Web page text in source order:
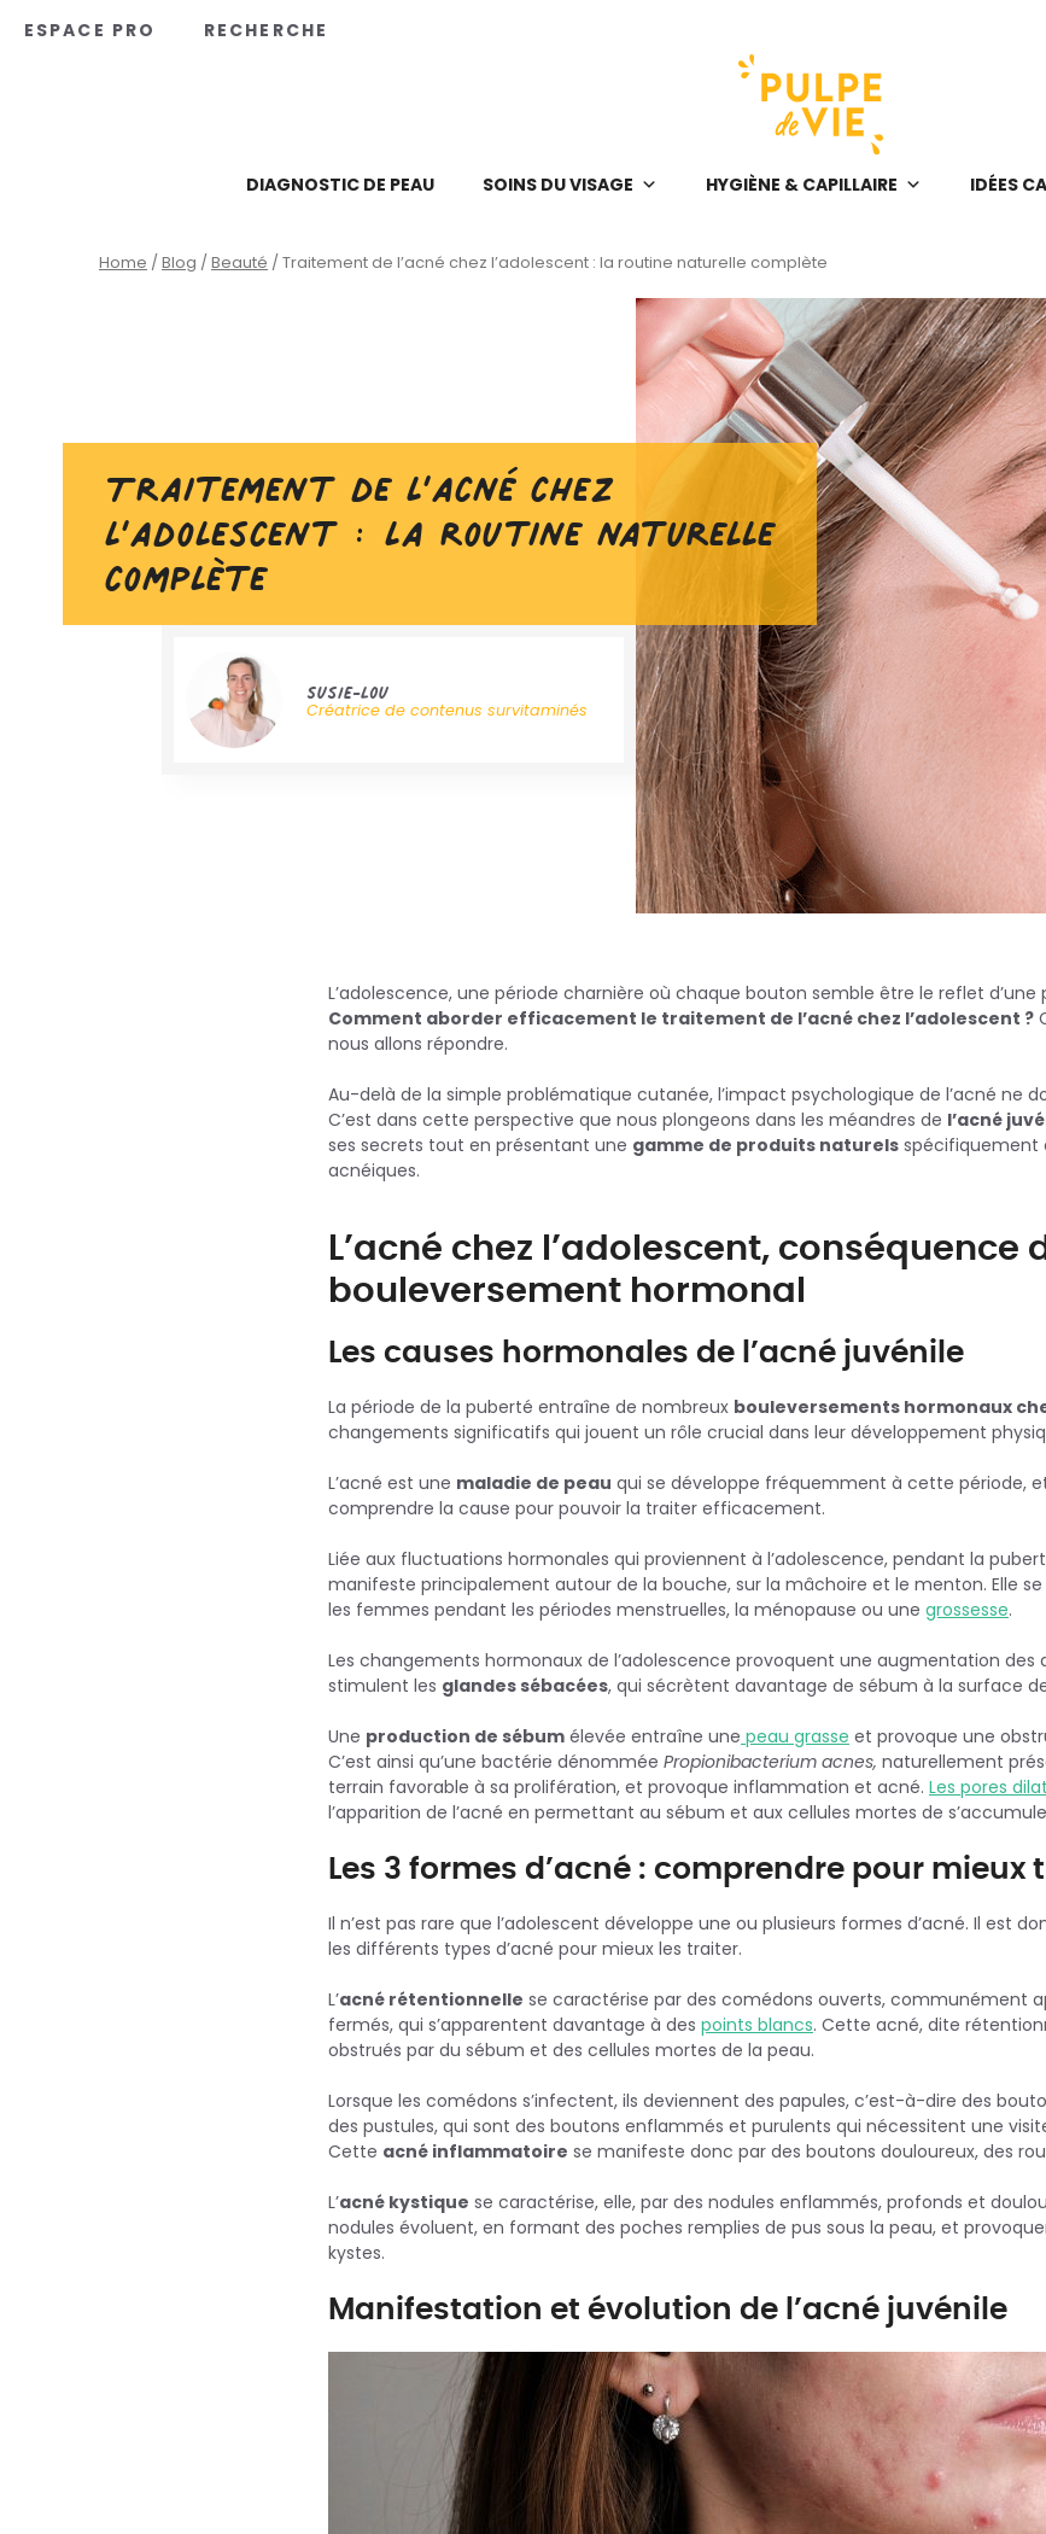
ESPACE PRO RECHERCHE
DIAGNOSTIC DE PEAU SOINS DU VISAGE HYGIÈNE & CAPILLAIRE IDÉES
Home /Blog /Beauté /Traitement de l’acné chez l’adolescent : la routine naturelle complète
Traitement de l’acné chez
l’adolescent : la routine naturelle
complète
Susie-Lou
Créatrice de contenus survitaminés
L’adolescence, une période charnière où chaque bouton semble être le reflet
Comment aborder efficacement le traitement de l’acné chez l’adolescent ?
nous allons répondre.
Au-delà de la simple problématique cutanée, l’impact psychologique de l’acné ne
C’est dans cette perspective que nous plongeons dans les méandres de l’acné
ses secrets tout en présentant une gamme de produits naturels spécifiquement
acnéiques.
L’acné chez l’adolescent, conséquence
bouleversement hormonal
Les causes hormonales de l’acné juvénile
La période de la puberté entraîne de nombreux bouleversements hormonaux
changements significatifs qui jouent un rôle crucial dans leur développement
L’acné est une maladie de peau qui se développe fréquemment à cette période,
comprendre la cause pour pouvoir la traiter efficacement.
Liée aux fluctuations hormonales qui proviennent à l’adolescence, pendant la
manifeste principalement autour de la bouche, sur la mâchoire et le menton. Elle
les femmes pendant les périodes menstruelles, la ménopause ou une grossesse.
Les changements hormonaux de l’adolescence provoquent une augmentation des
stimulent les glandes sébacées, qui sécrètent davantage de sébum à la surface
Une production de sébum élevée entraîne une peau grasse et provoque une
C’est ainsi qu’une bactérie dénommée Propionibacterium acnes, naturellement
terrain favorable à sa prolifération, et provoque inflammation et acné. Les pores
l’apparition de l’acné en permettant au sébum et aux cellules mortes de
Les 3 formes d’acné : comprendre pour mieux
Il n’est pas rare que l’adolescent développe une ou plusieurs formes d’acné. Il est
les différents types d’acné pour mieux les traiter.
L’acné rétentionnelle se caractérise par des comédons ouverts, communément
fermés, qui s’apparentent davantage à des points blancs. Cette acné, dite
obstrués par du sébum et des cellules mortes de la peau.
Lorsque les comédons s’infectent, ils deviennent des papules, c’est-à-dire des
des pustules, qui sont des boutons enflammés et purulents qui nécessitent une
Cette acné inflammatoire se manifeste donc par des boutons douloureux, des
L’acné kystique se caractérise, elle, par des nodules enflammés, profonds et
nodules évoluent, en formant des poches remplies de pus sous la peau, et
kystes.
Manifestation et évolution de l’acné juvénile